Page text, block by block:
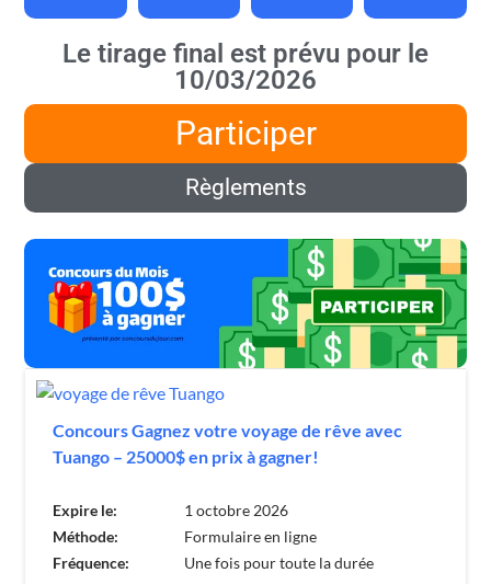
Le tirage final est prévu pour le
10/03/2026
Participer
Règlements
Concours Gagnez votre voyage de rêve avec
Tuango – 25000$ en prix à gagner!
Expire le:
1 octobre 2026
Méthode:
Formulaire en ligne
Fréquence:
Une fois pour toute la durée